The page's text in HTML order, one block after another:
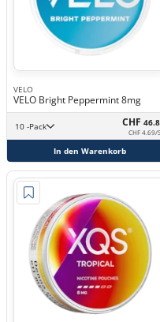
VELO
VELO Bright Peppermint 8mg
10 -Pack CHF
CHF 4.69/
In den Warenkorb